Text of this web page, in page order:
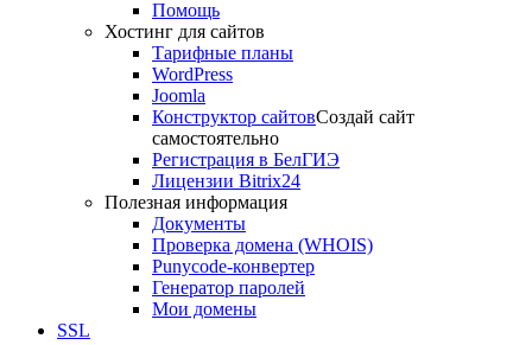
Помощь
Хостинг для сайтов
Тарифные планы
WordPress
Joomla
Конструктор сайтовСоздай сайт
самостоятельно
Регистрация в БелГИЭ
Лицензии Bitrix24
Полезная информация
Документы
Проверка домена (WHOIS)
Punycode-конвертер
Генератор паролей
Мои домены
SSL